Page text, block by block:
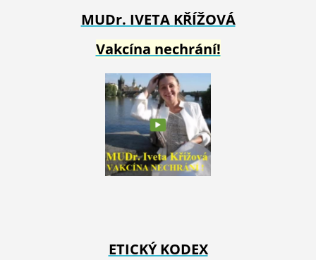
MUDr. IVETA KŘÍŽOVÁ
Vakcína nechrání!
ETICKÝ KODEX